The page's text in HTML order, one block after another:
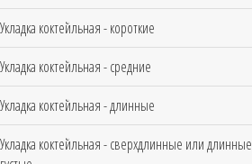
Укладка коктейльная - короткие
Укладка коктейльная - средние
Укладка коктейльная - длинные
Укладка коктейльная - сверхдлинные или длинные